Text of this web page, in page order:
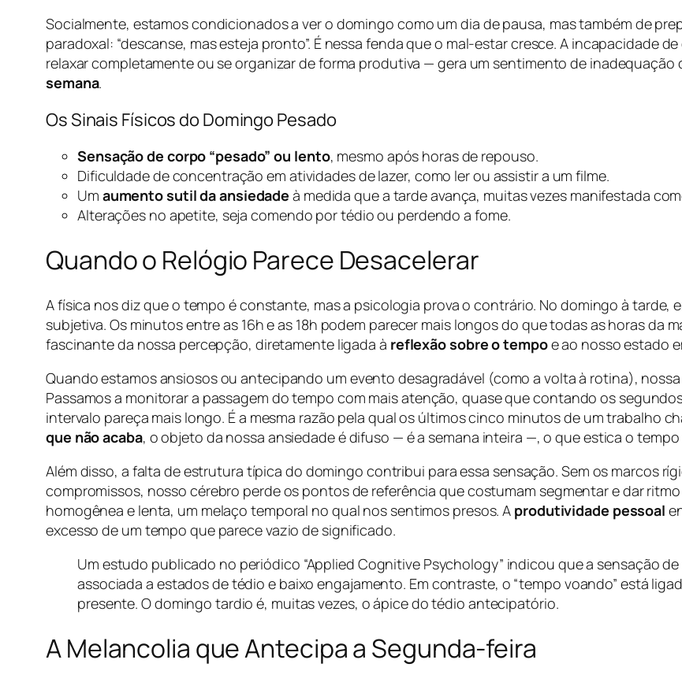
Socialmente, estamos condicionados a ver o domingo como um dia de pausa, mas também de
paradoxal: “descanse, mas esteja pronto”. É nessa fenda que o mal-estar cresce. A incapacidade
relaxar completamente ou se organizar de forma produtiva — gera um sentimento de inadequação
semana.
Os Sinais Físicos do Domingo Pesado
Sensação de corpo “pesado” ou lento, mesmo após horas de repouso.
Dificuldade de concentração em atividades de lazer, como ler ou assistir a um filme.
Um aumento sutil da ansiedade à medida que a tarde avança, muitas vezes manifestada
Alterações no apetite, seja comendo por tédio ou perdendo a fome.
Quando o Relógio Parece Desacelerar
A física nos diz que o tempo é constante, mas a psicologia prova o contrário. No domingo à tarde,
subjetiva. Os minutos entre as 16h e as 18h podem parecer mais longos do que todas as horas da
fascinante da nossa percepção, diretamente ligada à reflexão sobre o tempoe ao nosso estado
Quando estamos ansiosos ou antecipando um evento desagradável (como a volta à rotina),
Passamos a monitorar a passagem do tempo com mais atenção, quase que contando os
intervalo pareça mais longo. É a mesma razão pela qual os últimos cinco minutos de um trabalho
que não acaba, o objeto da nossa ansiedade é difuso — é a semana inteira —, o que estica o
Além disso, a falta de estrutura típica do domingo contribui para essa sensação. Sem os marcos
compromissos, nosso cérebro perde os pontos de referência que costumam segmentar e dar
homogênea e lenta, um melaço temporal no qual nos sentimos presos. A produtividade pessoal
excesso de um tempo que parece vazio de significado.
Um estudo publicado no periódico “Applied Cognitive Psychology” indicou que a sensação
associada a estados de tédio e baixo engajamento. Em contraste, o “tempo voando” está
presente. O domingo tardio é, muitas vezes, o ápice do tédio antecipatório.
A Melancolia que Antecipa a Segunda-feira